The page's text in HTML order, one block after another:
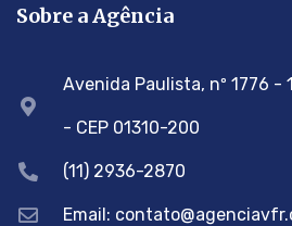
Sobre a Agência
Avenida Paulista, nº 1776 -
- CEP 01310-200
(11) 2936-2870
Email: